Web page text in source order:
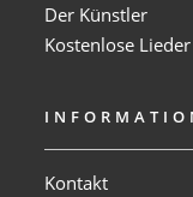
Der Künstler
Kostenlose Lieder
Kontakt